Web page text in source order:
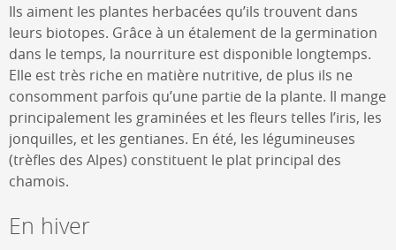
Ils aiment les plantes herbacées qu’ils trouvent dans
leurs biotopes. Grâce à un étalement de la germination
dans le temps, la nourriture est disponible longtemps.
Elle est très riche en matière nutritive, de plus ils ne
consomment parfois qu’une partie de la plante. Il mange
principalement les graminées et les fleurs telles l’iris, les
jonquilles, et les gentianes. En été, les légumineuses
(trèfles des Alpes) constituent le plat principal des
chamois.
En hiver